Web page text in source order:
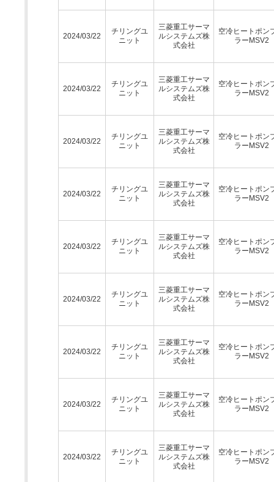
2024/03/22
チリングユ
ニット
三菱重工サーマ
ルシステムズ株
式会社
空冷ヒートポン
ラーMSV2
2024/03/22
チリングユ
ニット
三菱重工サーマ
ルシステムズ株
式会社
空冷ヒートポン
ラーMSV2
2024/03/22
チリングユ
ニット
三菱重工サーマ
ルシステムズ株
式会社
空冷ヒートポン
ラーMSV2
2024/03/22
チリングユ
ニット
三菱重工サーマ
ルシステムズ株
式会社
空冷ヒートポン
ラーMSV2
2024/03/22
チリングユ
ニット
三菱重工サーマ
ルシステムズ株
式会社
空冷ヒートポン
ラーMSV2
2024/03/22
チリングユ
ニット
三菱重工サーマ
ルシステムズ株
式会社
空冷ヒートポン
ラーMSV2
2024/03/22
チリングユ
ニット
三菱重工サーマ
ルシステムズ株
式会社
空冷ヒートポン
ラーMSV2
2024/03/22
チリングユ
ニット
三菱重工サーマ
ルシステムズ株
式会社
空冷ヒートポン
ラーMSV2
2024/03/22
チリングユ
ニット
三菱重工サーマ
ルシステムズ株
式会社
空冷ヒートポン
ラーMSV2